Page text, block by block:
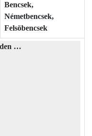
Bencsek,
Németbencsek,
Felsöbencsek
…